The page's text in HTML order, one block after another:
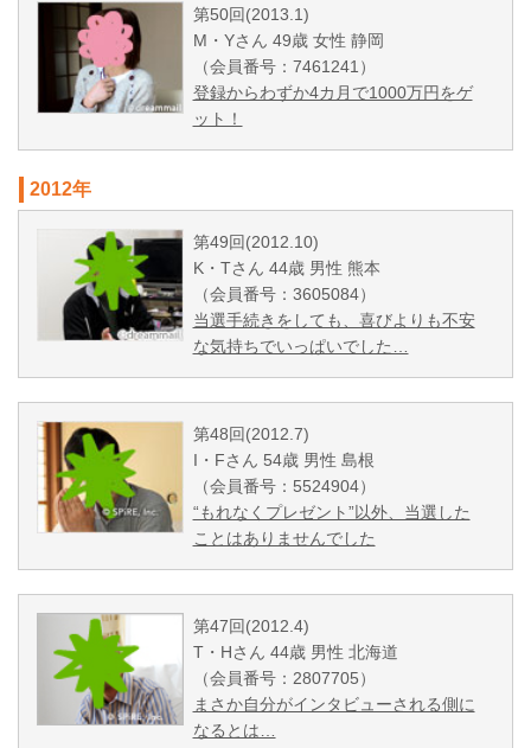
第50回(2013.1)
M・Yさん 49歳 女性 静岡
（会員番号：7461241）
登録からわずか4カ月で1000万円をゲ
ット！
2012年
第49回(2012.10)
K・Tさん 44歳 男性 熊本
（会員番号：3605084）
当選手続きをしても、喜びよりも不安
な気持ちでいっぱいでした…
第48回(2012.7)
I・Fさん 54歳 男性 島根
（会員番号：5524904）
“もれなくプレゼント”以外、当選した
ことはありませんでした
第47回(2012.4)
T・Hさん 44歳 男性 北海道
（会員番号：2807705）
まさか自分がインタビューされる側に
なるとは…